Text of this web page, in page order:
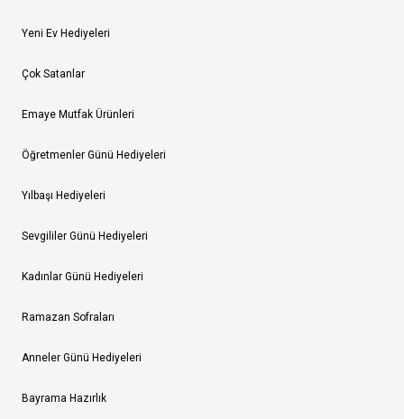
Yeni Ev Hediyeleri
Çok Satanlar
Emaye Mutfak Ürünleri
Öğretmenler Günü Hediyeleri
Yılbaşı Hediyeleri
Sevgililer Günü Hediyeleri
Kadınlar Günü Hediyeleri
Ramazan Sofraları
Anneler Günü Hediyeleri
Bayrama Hazırlık